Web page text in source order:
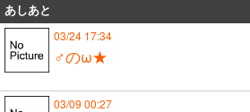
あしあと
03/24 17:34
♂のω★
03/09 00:27